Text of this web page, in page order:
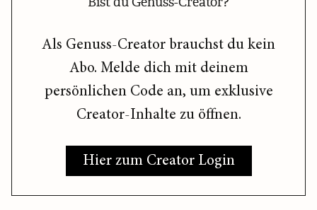
Als Genuss-Creator brauchst du kein
Abo. Melde dich mit deinem
persönlichen Code an, um exklusive
Creator-Inhalte zu öffnen.
Hier zum Creator Login